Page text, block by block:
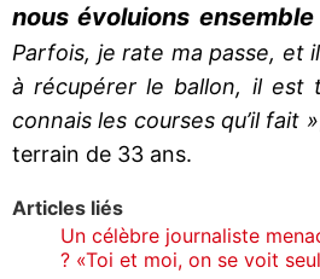
nous évoluions ensemble
Parfois, je rate ma passe, et
à récupérer le ballon, il est
connais les courses qu’il fait »
terrain de 33 ans.
Articles liés
Un célèbre journaliste
? «Toi et moi, on se voit